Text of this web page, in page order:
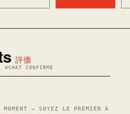
評価
CONFIRMÉ
MOMENT — SOYEZ LE PREMIER À